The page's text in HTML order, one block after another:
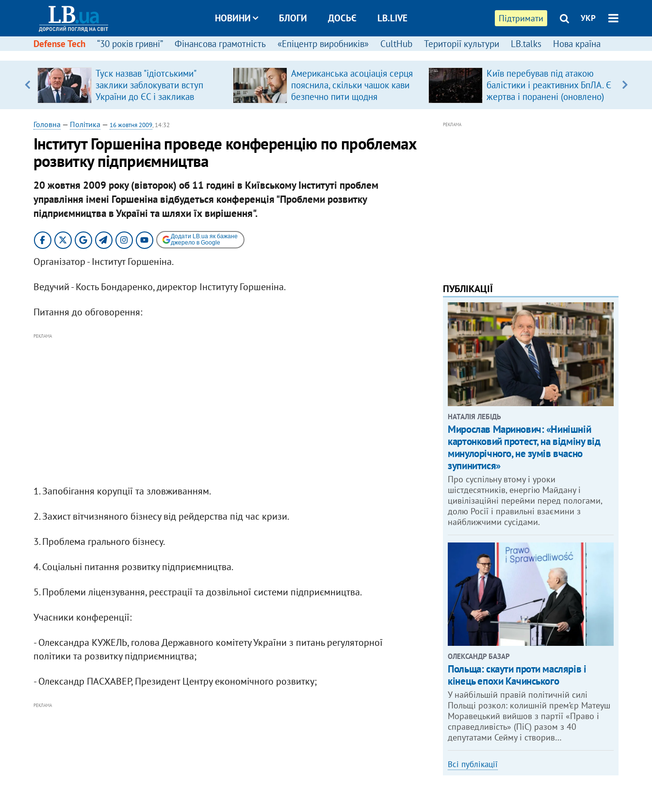
Підтримати УКР
НОВИНИ БЛОГИ ДОСЬЄ LB.LIVE
Defense Tech “30 років гривні” Фінансова грамотність «Епіцентр виробників» CultHub Території культури LB.talks Нова країна
Туск назвав "ідіотськими"
заклики заблокувати вступ
України до ЄС і закликав
припинити антиукраїнську
риторику
Американська асоціація серця
пояснила, скільки чашок кави
безпечно пити щодня
Київ перебував під атакою
балістики і реактивних БпЛА. Є
жертва і поранені (оновлено)
Головна — Політика — 16 жовтня 2009, 14:32
Інститут Горшеніна проведе конференцію по проблемах
розвитку підприємництва
20 жовтня 2009 року (вівторок) об 11 годині в Київському Інституті проблем
управління імені Горшеніна відбудеться конференція "Проблеми розвитку
підприємництва в Україні та шляхи їх вирішення".
Додати LB.ua як бажане
джерело в Google
Організатор - Інститут Горшеніна.
Ведучий - Кость Бондаренко, директор Інституту Горшеніна.
Питання до обговорення:
РЕКЛАМА
1. Запобігання корупції та зловживанням.
2. Захист вітчизняного бізнесу від рейдерства під час кризи.
3. Проблема грального бізнесу.
4. Соціальні питання розвитку підприємництва.
5. Проблеми ліцензування, реєстрації та дозвільної системи підприємництва.
Учасники конференції:
- Олександра КУЖЕЛЬ, голова Державного комітету України з питань регуляторної
політики та розвитку підприємництва;
- Олександр ПАСХАВЕР, Президент Центру економічного розвитку;
РЕКЛАМА
РЕКЛАМА
ПУБЛІКАЦІЇ
НАТАЛІЯ ЛЕБІДЬ
Мирослав Маринович: «Нинішній
картонковий протест, на відміну від
минулорічного, не зумів вчасно
зупинитися»
Про суспільну втому і уроки
шістдесятників, енергію Майдану і
цивілізаційні перейми перед пологами,
долю Росії і правильні взаємини з
найближчими сусідами.
ОЛЕКСАНДР БАЗАР
Польща: скаути проти маслярів і
кінець епохи Качинського
У найбільшій правій політичній силі
Польщі розкол: колишній прем’єр Матеуш
Моравецький вийшов з партії «Право і
справедливість» (ПіС) разом з 40
депутатами Сейму і створив…
Всі публікації